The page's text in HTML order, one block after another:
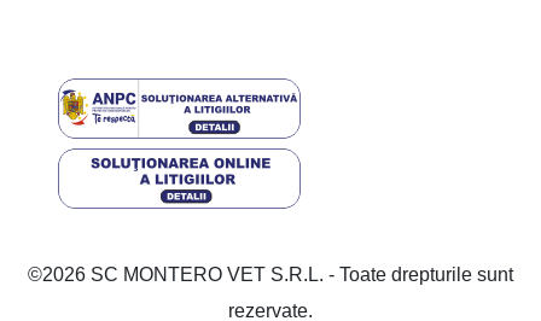
©2026 SC MONTERO VET S.R.L. - Toate drepturile sunt
rezervate.